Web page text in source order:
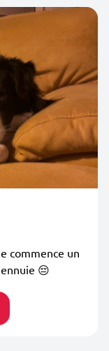
commence un
😔